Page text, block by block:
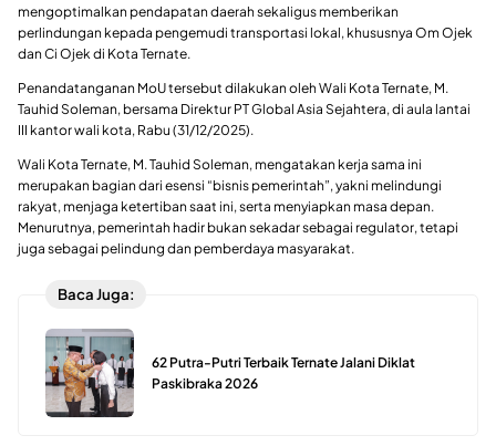
mengoptimalkan pendapatan daerah sekaligus memberikan
perlindungan kepada pengemudi transportasi lokal, khususnya Om Ojek
dan Ci Ojek di Kota Ternate.
Penandatanganan MoU tersebut dilakukan oleh Wali Kota Ternate, M.
Tauhid Soleman, bersama Direktur PT Global Asia Sejahtera, di aula lantai
III kantor wali kota, Rabu (31/12/2025).
Wali Kota Ternate, M. Tauhid Soleman, mengatakan kerja sama ini
merupakan bagian dari esensi “bisnis pemerintah”, yakni melindungi
rakyat, menjaga ketertiban saat ini, serta menyiapkan masa depan.
Menurutnya, pemerintah hadir bukan sekadar sebagai regulator, tetapi
juga sebagai pelindung dan pemberdaya masyarakat.
Baca Juga:
62 Putra-Putri Terbaik Ternate Jalani Diklat
Paskibraka 2026